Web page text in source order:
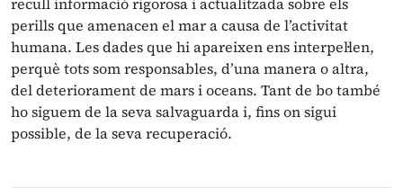
perills que amenacen el mar a causa de l’activitat
humana. Les dades que hi apareixen ens interpel·len,
perquè tots som responsables, d’una manera o altra,
del deteriorament de mars i oceans. Tant de bo també
ho siguem de la seva salvaguarda i, fins on sigui
possible, de la seva recuperació.